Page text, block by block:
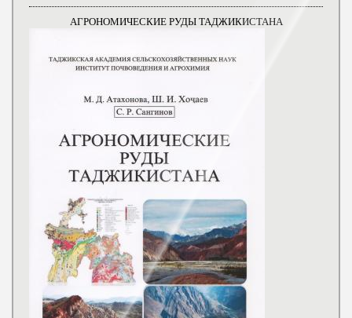
АГРОНОМИЧЕСКИЕ РУДЫ ТАДЖИКИСТАНА